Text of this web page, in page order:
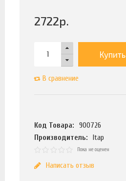
2722р.
Купить
В сравнение
Код Товара:
900726
Производитель:
Itap
Пока не оценен
Написать отзыв